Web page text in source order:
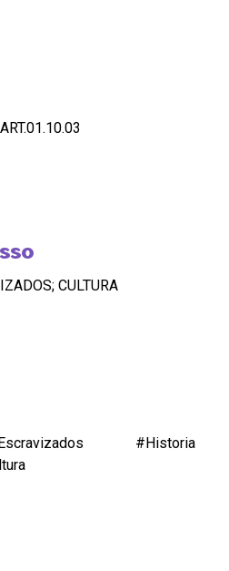
CULTURA
#Historia